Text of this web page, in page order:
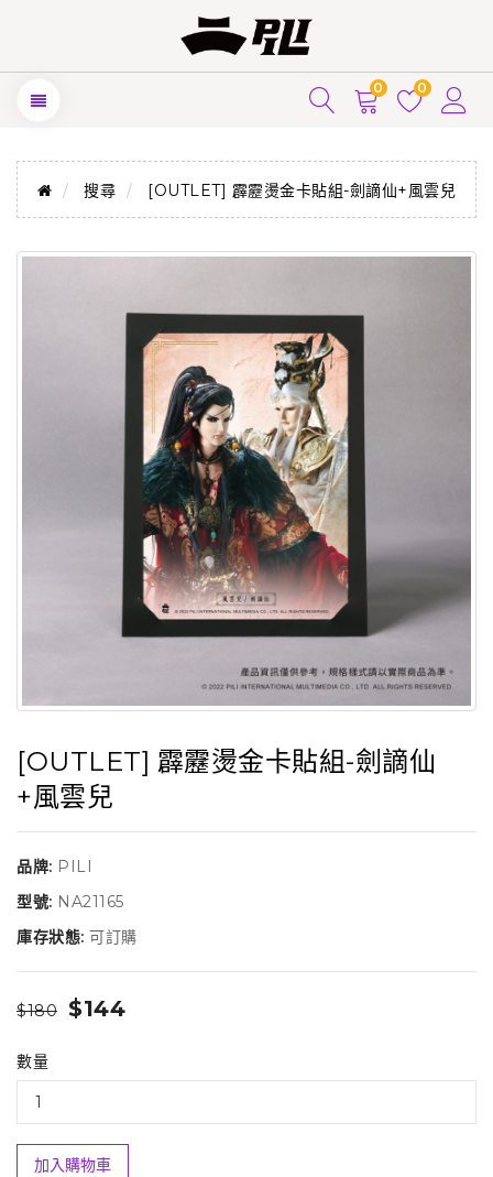
0 0
搜尋 [OUTLET] 霹靂燙金卡貼組-劍謫仙+風雲兒
[OUTLET] 霹靂燙金卡貼組-劍謫仙
+風雲兒
品牌: PILI
型號: NA21165
庫存狀態: 可訂購
$180 $144
數量
加入購物車